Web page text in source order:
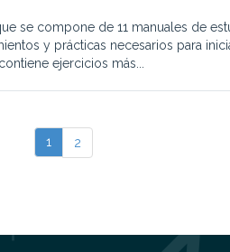
se compone de 11 manuales de
y prácticas necesarios para
ejercicios más...
1 2